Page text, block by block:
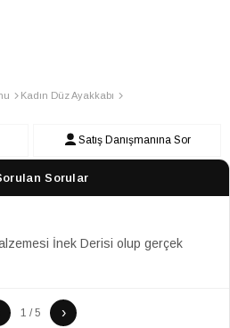
Kadın Düz Ayakkabı
Satış Danışmanına Sor
Sorular
İnek Derisi olup gerçek
1 / 5 ›